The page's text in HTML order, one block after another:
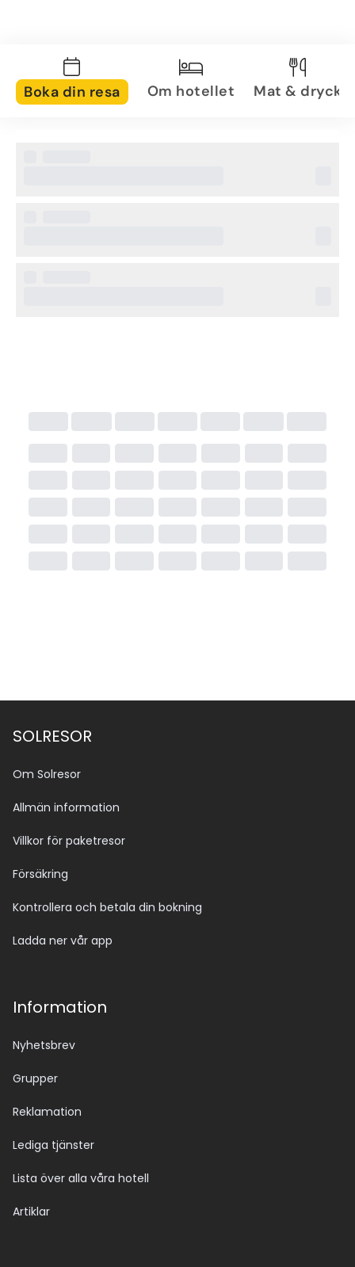
Boka din resa Om hotellet Mat & dryck
SOLRESOR
Om Solresor
Allmän information
Villkor för paketresor
Försäkring
Kontrollera och betala din bokning
Ladda ner vår app
Information
Nyhetsbrev
Grupper
Reklamation
Lediga tjänster
Lista över alla våra hotell
Artiklar